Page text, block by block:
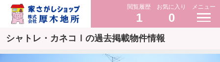
閲覧履歴
1
お気に入り
0
メニュー
シャトレ・カネコⅠの過去掲載物件情報